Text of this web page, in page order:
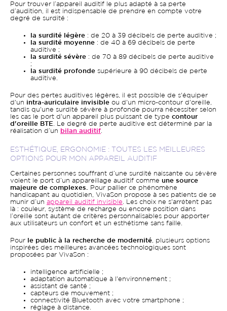
Pour trouver l’appareil auditif le plus adapté à sa perte
d’audition, il est indispensable de prendre en compte votre
degré de surdité :
la surdité légère : de 20 à 39 décibels de perte auditive ;
la surdité moyenne : de 40 à 69 décibels de perte
auditive ;
la surdité sévère : de 70 à 89 décibels de perte auditive
;
la surdité profonde supérieure à 90 décibels de perte
auditive.
Pour des pertes auditives légères, il est possible de s'équiper
d'un intra-auriculaire invisible ou d'un micro-contour d'oreille,
tandis qu'une surdité sévère à profonde pourra nécessiter selon
les cas le port d'un appareil plus puissant de type contour
d'oreille BTE . Le degré de perte auditive est déterminé par la
réalisation d’un
bilan auditif
ESTHÉTIQUE, ERGONOMIE : TOUTES LES MEILLEURES
OPTIONS POUR MON APPAREIL AUDITIF
Certaines personnes souffrant d’une surdité naissante ou sévère
voient le port d’un appareillage auditif comme une source
majeure de complexes.
Pour pallier ce phénomène
handicapant au quotidien, VivaSon propose à ses patients de se
munir d’un appareil auditif invisible . Les choix ne s'arrêtent pas
là : couleur, système de recharge ou encore position dans
l’oreille sont autant de critères personnalisables pour apporter
aux utilisateurs un confort et un esthétisme sans faille.
Pour le public à la recherche de modernité , plusieurs options
inspirées des meilleures avancées technologiques sont
proposées par VivaSon :
intelligence artificielle ;
adaptation automatique à l'environnement ;
assistant de santé ;
capteurs de mouvement ;
connectivité Bluetooth avec votre smartphone ;
réglage à distance.